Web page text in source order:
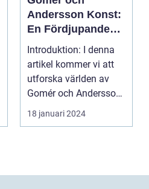
Andersson Konst:
En Fördjupande
Översikt
Introduktion: I denna
artikel kommer vi att
utforska världen av
Gomér och Andersson
konst, dess olik...
18 januari 2024